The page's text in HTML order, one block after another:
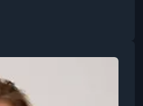
ЛФК в фитнес-
двигательному